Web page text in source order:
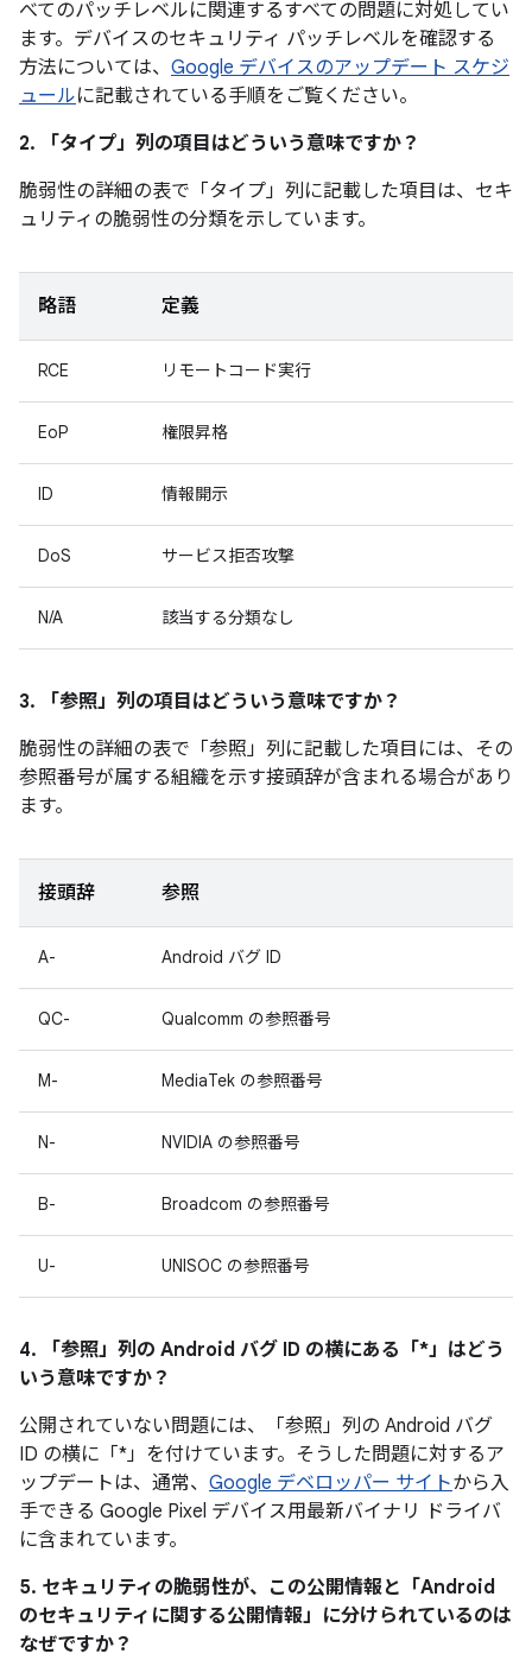
べてのパッチレベルに関連するすべての問題に対処してい
ます。デバイスのセキュリティ パッチレベルを確認する
方法については、 Google デバイスのアップデート スケジ
ュールに記載されている手順をご覧ください。
2. 「タイプ」 列の項目はどういう意味ですか？
脆弱性の詳細の表で「タイプ」 列に記載した項目は、セキ
ュリティの脆弱性の分類を示しています。
略語 定義
RCE リモートコード実行
EoP 権限昇格
ID 情報開示
DoS サービス拒否攻撃
N/A 該当する分類なし
3. 「参照」 列の項目はどういう意味ですか？
脆弱性の詳細の表で「参照」 列に記載した項目には、その
参照番号が属する組織を示す接頭辞が含まれる場合があり
ます。
接頭辞 参照
A- Android バグ ID
QC- Qualcomm の参照番号
M- MediaTek の参照番号
N- NVIDIA の参照番号
B- Broadcom の参照番号
U- UNISOC の参照番号
4. 「参照」 列の Android バグ ID の横にある「*」はどう
いう意味ですか？
公開されていない問題には、「参照」 列の Android バグ
ID の横に「*」を付けています。そうした問題に対するア
ップデートは、通常、 Google デベロッパー サイトから入
手できる Google Pixel デバイス用最新バイナリ ドライバ
に含まれています。
5. セキュリティの脆弱性が、この公開情報と「Android
のセキュリティに関する公開情報」に分けられているのは
なぜですか？